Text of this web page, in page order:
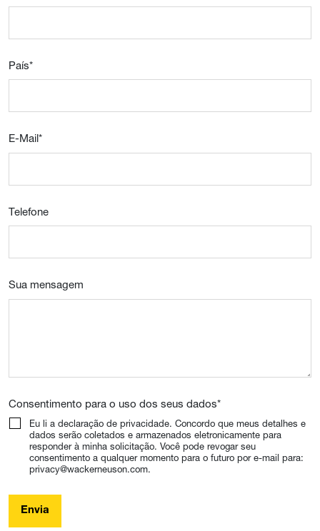
País*
E-Mail*
Telefone
Sua mensagem
Consentimento para o uso dos seus dados*
Eu li a declaração de privacidade. Concordo que meus detalhes e
dados serão coletados e armazenados eletronicamente para
responder à minha solicitação. Você pode revogar seu
consentimento a qualquer momento para o futuro por e-mail para:
privacy@wackerneuson.com.
Envia